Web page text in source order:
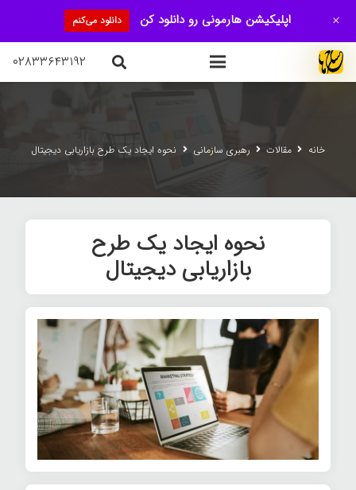
۰۲۸۳۳۶۴۳۱۹۲
خانه مقالات رهبری سازمانی نحوه ایجاد یک طرح بازاریابی دیجیتال
نحوه ایجاد یک طرح
بازاریابی دیجیتال
اپلیکیشن هارمونی رو دانلود کن دانلود می‌کنم +